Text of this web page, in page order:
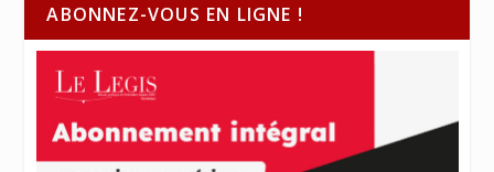
ABONNEZ-VOUS EN LIGNE !